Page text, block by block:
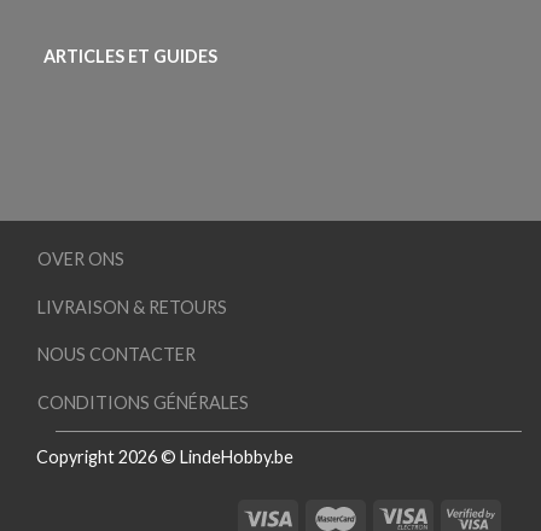
ARTICLES ET GUIDES
OVER ONS
LIVRAISON & RETOURS
NOUS CONTACTER
CONDITIONS GÉNÉRALES
Copyright 2026 © LindeHobby.be